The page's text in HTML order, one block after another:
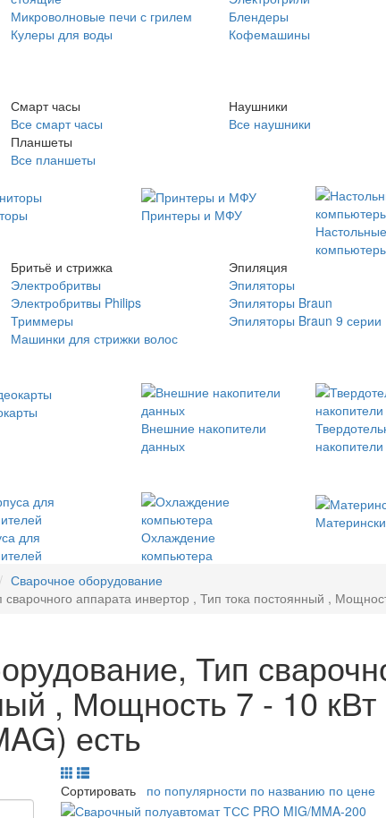
Микроволновые печи с грилем
Кулеры для воды
Блендеры
Кофемашины
Смарт часы
Все смарт часы
Планшеты
Все планшеты
Наушники
Все наушники
Принтеры и МФУ
Настольные
Бритьё и стрижка
Электробритвы
Электробритвы Philips
Триммеры
Машинки для стрижки волос
Эпиляция
Эпиляторы
Эпиляторы Braun
Эпиляторы Braun 9 серии
Внешние накопители
данных
для
Охлаждение
компьютера
Сварочное оборудование
аппарата инвертор , Тип тока постоянный ,
Тип
, Мощность 7 - 10
есть
Сортировать по популярности по названию по цене